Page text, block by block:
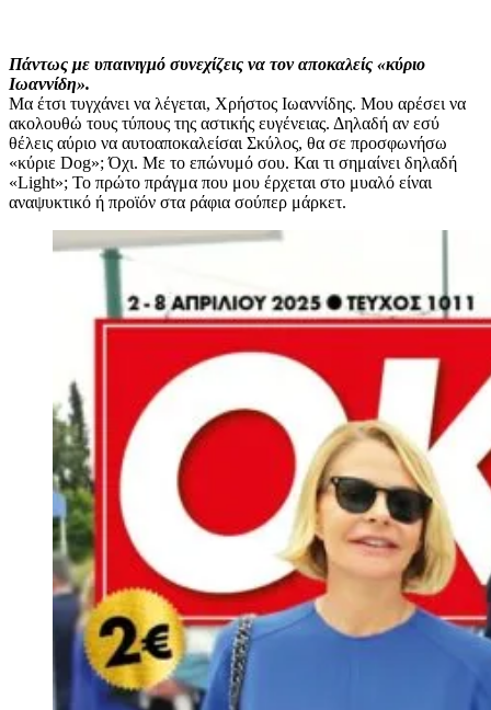
Πάντως με υπαινιγμό συνεχίζεις να τον αποκαλείς «κύριο
Ιωαννίδη».
Μα έτσι τυγχάνει να λέγεται, Χρήστος Ιωαννίδης. Μου αρέσει να
ακολουθώ τους τύπους της αστικής ευγένειας. Δηλαδή αν εσύ
θέλεις αύριο να αυτοαποκαλείσαι Σκύλος, θα σε προσφωνήσω
«κύριε Dog»; Όχι. Με το επώνυμό σου. Και τι σημαίνει δηλαδή
«Light»; Το πρώτο πράγμα που μου έρχεται στο μυαλό είναι
αναψυκτικό ή προϊόν στα ράφια σούπερ μάρκετ.